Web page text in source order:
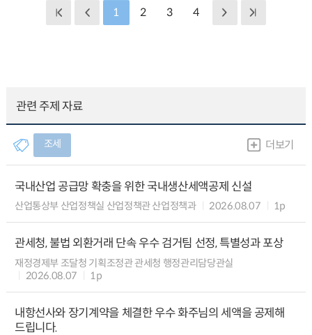
1 2 3 4
관련 주제 자료
조세 더보기
국내산업 공급망 확충을 위한 국내생산세액공제 신설
산업통상부 산업정책실 산업정책관 산업정책과 2026.08.07 1p
관세청, 불법 외환거래 단속 우수 검거팀 선정, 특별성과 포상
재정경제부 조달청 기획조정관 관세청 행정관리담당관실
2026.08.07
1p
내항선사와 장기계약을 체결한 우수 화주님의 세액을 공제해
드립니다.